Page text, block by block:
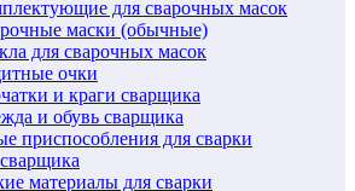
для сварочных масок
маски (обычные)
для сварочных масок
очки
и краги сварщика
и обувь сварщика
приспособления для сварки
материалы для сварки